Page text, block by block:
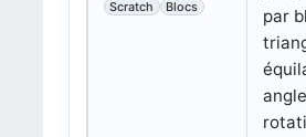
Scratch
Blocs
par